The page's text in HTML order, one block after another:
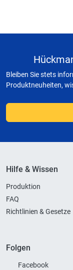
Bleiben Sie stets
Produktneuheiten,
Hilfe & Wissen
Produktion
FAQ
Richtlinien & Gesetze
Folgen
Facebook